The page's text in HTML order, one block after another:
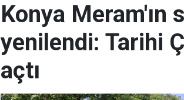
Konya Meram'ın
yenilendi: Tarihi
açtı